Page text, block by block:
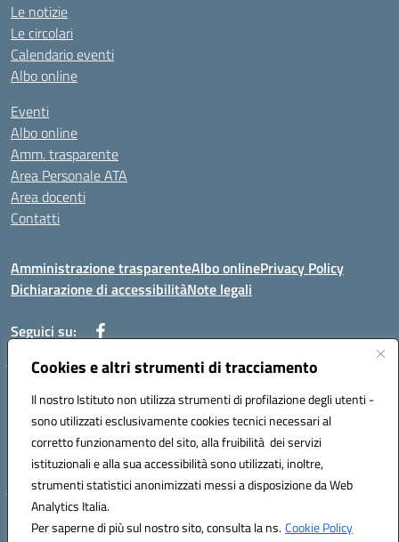
Cookies e altri strumenti di tracciamento
Il nostro Istituto non utilizza strumenti di profilazione degli utenti -
sono utilizzati esclusivamente cookies tecnici necessari al
corretto funzionamento del sito, alla fruibilità dei servizi
istituzionali e alla sua accessibilità sono utilizzati, inoltre,
strumenti statistici anonimizzati messi a disposizione da Web
Analytics Italia.
Per saperne di più sul nostro sito, consulta la ns.Cookie Policy
Le notizie
Le circolari
Calendario eventi
Albo online
Eventi
Albo online
Amm. trasparente
Area Personale ATA
Area docenti
Contatti
Amministrazione trasparenteAlbo onlinePrivacy Policy
Dichiarazione di accessibilitàNote legali
Seguici su:
Indirizzo: VIA BRECCIAME, 46 - 81024 MADDALONI (CE)
Mail: CEIC8AU001@istruzione.it - Pec: CEIC8AU001@pec.istruzione.it -
Telefono: 0823408721
Meccanografico: CEIC8AU001
Codice fiscale: 93086080616
Hosting & Powered by 3D Solution S.r.l.